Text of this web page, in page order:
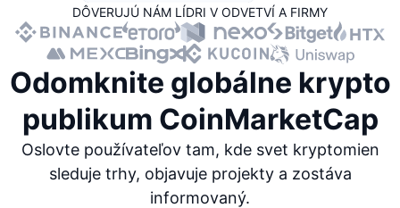
Trendy
Nové
Politika
Šport
Krypto ETF
Bitcoin ETF
Ethereum ETF
Technická analýza
CMC MCP
x402
Zistite
Noviny
Akadémia
Preskúmať
DÔVERUJÚ NÁM LÍDRI V ODVETVÍ A FIRMY
Odomknite globálne krypto
publikum CoinMarketCap
Oslovte používateľov tam, kde svet kryptomien
sleduje trhy, objavuje projekty a zostáva
informovaný.